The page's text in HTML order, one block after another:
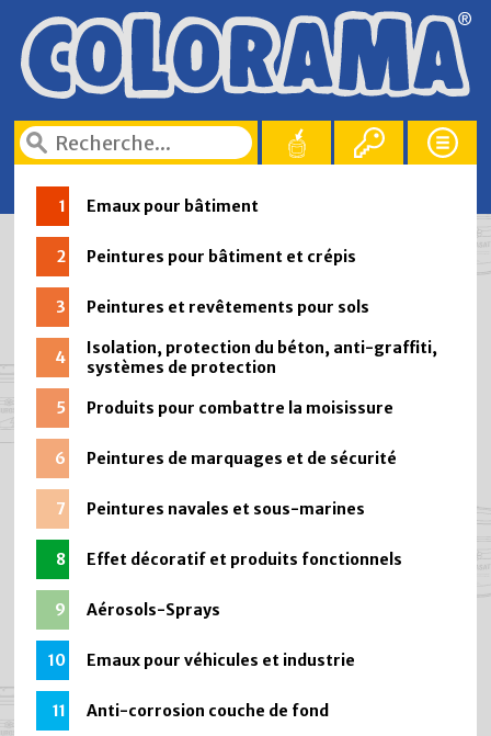
1 Emaux pour bâtiment
2 Peintures pour bâtiment et crépis
3 Peintures et revêtements pour sols
4
Isolation, protection du béton, anti-graffiti,
systèmes de protection
5 Produits pour combattre la moisissure
6 Peintures de marquages et de sécurité
7 Peintures navales et sous-marines
8 Effet décoratif et produits fonctionnels
9 Aérosols-Sprays
10 Emaux pour véhicules et industrie
11 Anti-corrosion couche de fond